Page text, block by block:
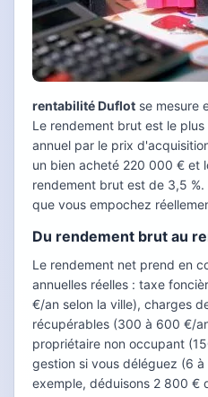
rentabilité Duflot se mesure
Le rendement brut est le
annuel par le prix
un bien acheté 220 000 € et
rendement brut est de 3,5
que vous empochez
Du rendement brut au
Le rendement net prend en
annuelles réelles : taxe
€/an selon la ville), charges
récupérables (300 à 600 €/
propriétaire non occupant
gestion si vous déléguez (6
exemple, déduisons 2 800 €